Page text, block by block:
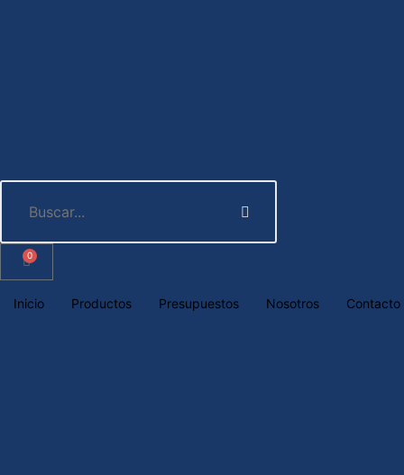
0
Inicio Productos Presupuestos Nosotros Contacto